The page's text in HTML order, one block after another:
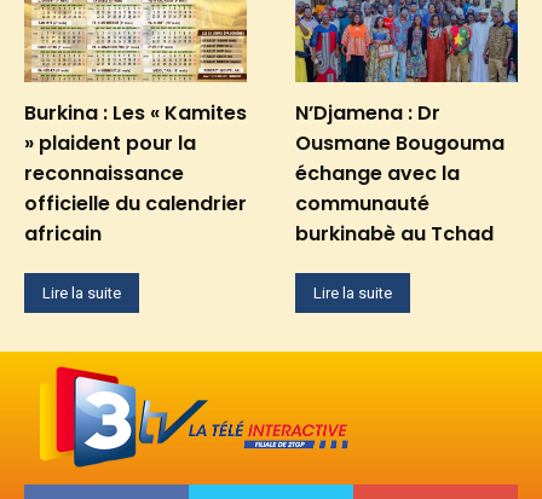
Burkina : Les « Kamites
» plaident pour la
reconnaissance
officielle du calendrier
africain
Lire la suite
N’Djamena : Dr
Ousmane Bougouma
échange avec la
communauté
burkinabè au Tchad
Lire la suite